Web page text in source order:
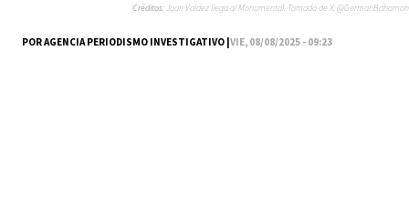
POR AGENCIA PERIODISMO INVESTIGATIVO |VIE, 08/08/2025 - 09:23
Créditos:Juan Valdez llega al Monumental. Tomada de X: @GermanBahamon